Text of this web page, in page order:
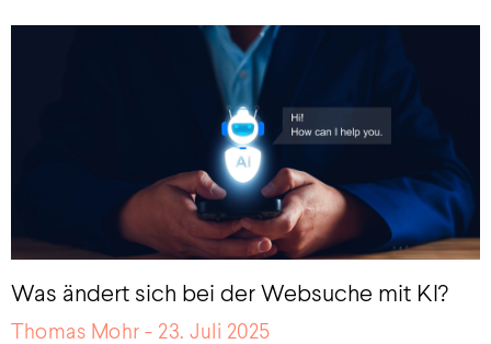
Was ändert sich bei der Websuche mit KI?
Thomas Mohr 23. Juli 2025